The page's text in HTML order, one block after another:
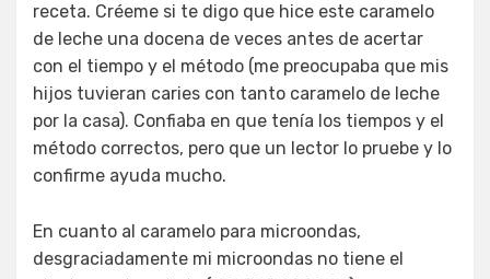
receta. Créeme si te digo que hice este caramelo
de leche una docena de veces antes de acertar
con el tiempo y el método (me preocupaba que mis
hijos tuvieran caries con tanto caramelo de leche
por la casa). Confiaba en que tenía los tiempos y el
método correctos, pero que un lector lo pruebe y lo
confirme ayuda mucho.
En cuanto al caramelo para microondas,
desgraciadamente mi microondas no tiene el